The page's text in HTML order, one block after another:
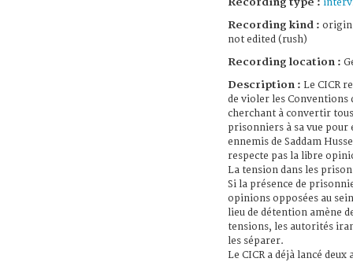
Recording kind :
not edited (rush)
Recording location :
Description : Le CICR
de violer les Conventions
cherchant à convertir
prisonniers à sa vue pour
ennemis de Saddam
respecte pas la libre
La tension dans les
Si la présence de
opinions opposées au
lieu de détention amène
tensions, les autorités
les séparer.
Le CICR a déjà lancé deux